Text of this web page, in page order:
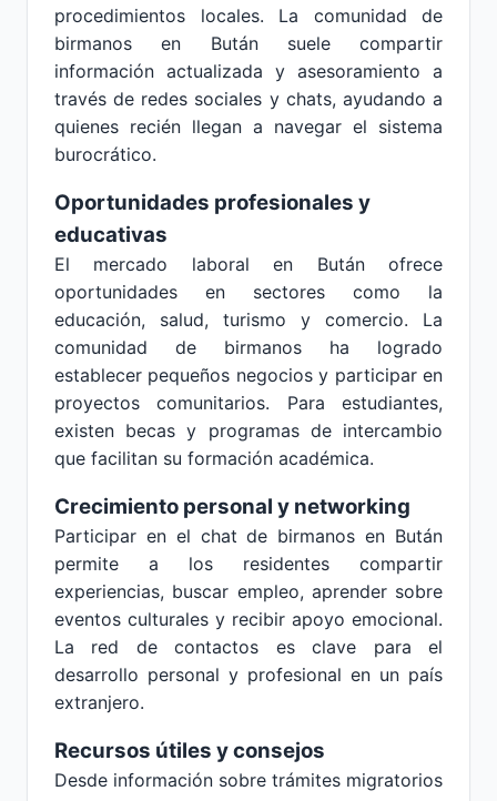
procedimientos locales. La comunidad de
birmanos en Bután suele compartir
información actualizada y asesoramiento a
través de redes sociales y chats, ayudando a
quienes recién llegan a navegar el sistema
burocrático.
Oportunidades profesionales y
educativas
El mercado laboral en Bután ofrece
oportunidades en sectores como la
educación, salud, turismo y comercio. La
comunidad de birmanos ha logrado
establecer pequeños negocios y participar en
proyectos comunitarios. Para estudiantes,
existen becas y programas de intercambio
que facilitan su formación académica.
Crecimiento personal y networking
Participar en el chat de birmanos en Bután
permite a los residentes compartir
experiencias, buscar empleo, aprender sobre
eventos culturales y recibir apoyo emocional.
La red de contactos es clave para el
desarrollo personal y profesional en un país
extranjero.
Recursos útiles y consejos
Desde información sobre trámites migratorios